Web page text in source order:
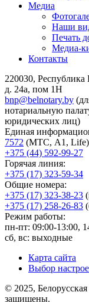
Медиа
Наши
Печать
Медиа-
Контакты
220030, Республика
д. 24а, пом 1Н
bnp@belnotary.by
нотариальную
юридических лиц)
Единая
7572 (МТС, A1, Life)
+375 (44) 592-99-27
Горячая линия:
+375 (17) 323-59-34
Общие номера:
+375 (17) 323-38-23
+375 (17) 258-26-83
Режим работы:
пн-пт: 09:00-13:00,
сб, вс: выходные
Карта сайта
Выбор
© 2025,
защищены.